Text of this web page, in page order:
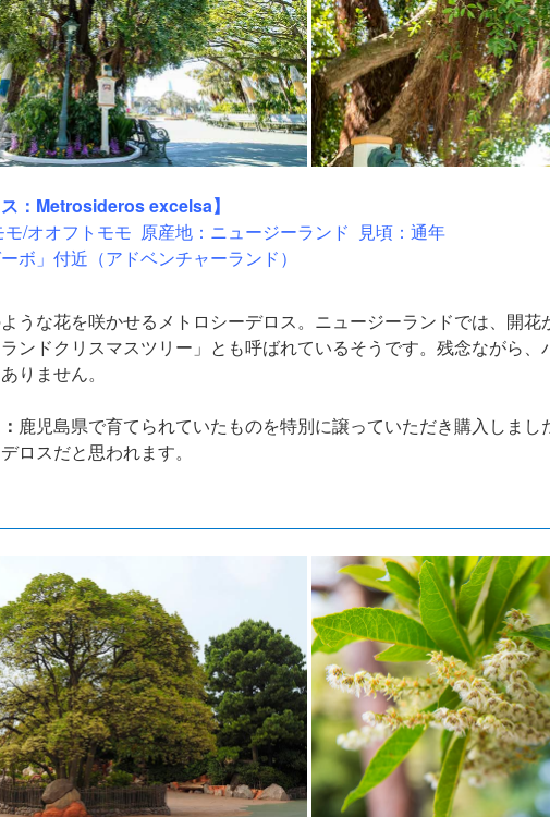
ス：Metrosideros excelsa】
モ/オオフトモモ 原産地：ニュージーランド 見頃：通年
ボ」付近（アドベンチャーランド）
うな花を咲かせるメトロシーデロス。ニュージーランドでは、開
ンドクリスマスツリー」とも呼ばれているそうです。残念ながら、
りません。
鹿児島県で育てられていたものを特別に譲っていただき購入しま
ロスだと思われます。